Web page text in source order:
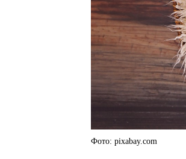
Фото: pixabay.com